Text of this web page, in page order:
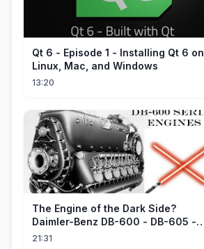
Qt 6 - Episode 1 - Installing Qt 6 on
Linux, Mac, and Windows
13:20
The Engine of the Dark Side?
Daimler-Benz DB-600 - DB-605 -
Part 1
21:31